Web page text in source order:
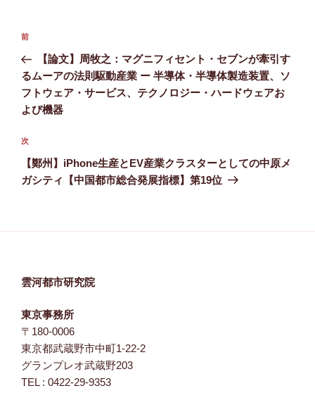
投
ナ
ビ
ゲ
シ
ョ
ン
前
の
投
稿
前
【論文】周牧之：マグニフィセント・セブンが牽引す
るムーアの法則駆動産業 ー 半導体・半導体製造装置、ソ
フトウェア・サービス、テクノロジー・ハードウェアお
よび機器
次
の
投
次
【鄭州】iPhone生産とEV産業クラスターとしての中原メ
ガシティ【中国都市総合発展指標】第19位
雲河都市研究院
東京事務所
〒180-0006
東京都武蔵野市中町1-22-2
グランプレオ武蔵野203
TEL : 0422-29-9353